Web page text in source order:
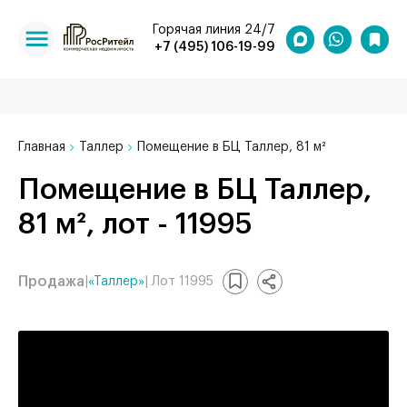
+7 (495) 106-19-99
Горячая линия 24/7
Главная Таллер Помещение в БЦ Таллер, 81 м²
Помещение в БЦ Таллер,
81 м², лот - 11995
Продажа «Таллер» | Лот 11995